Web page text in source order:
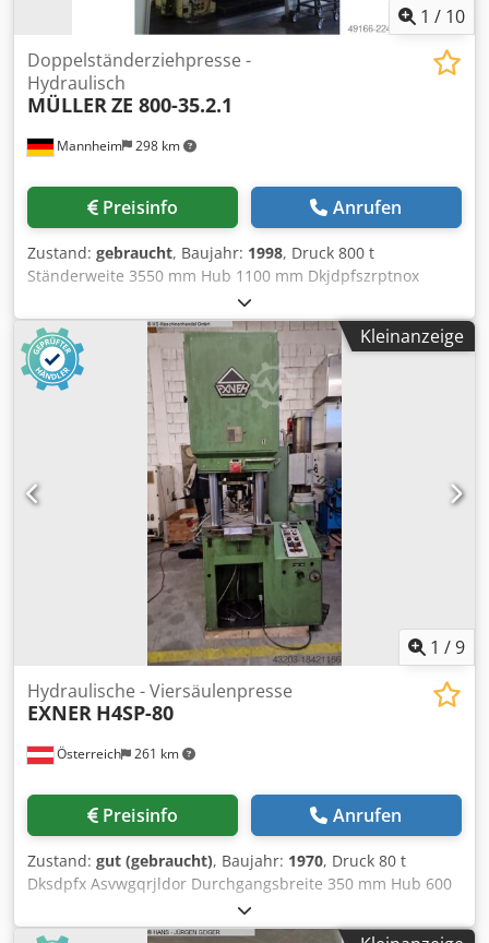
1 / 10
Mannheim 298 km
Doppelständerziehpresse -
Hydraulisch
MÜLLERZE 800-35.2.1
Preisinfo Anrufen
Zustand: gebraucht, Baujahr: 1998, Druck 800 t
Ständerweite 3550 mm Hub 1100 mm Dkjdpfszrptnox
Aldor Entfernung Tisch/Stößel, gr. Hub oben, Verst. oben
1900 mm Tischfläche 3500 x 1800 mm Ziehkissendruck im
Tisch 350 t Ziehkissenhub im Tisch 280 mm
Ziehkissendruck im Stössel 80 t Ziehkissenhub im Stössel
160 mm Stößelfläche 3500 x 1800 mm Seitlicher
Ständerdurchgang 1900 mm Gewicht 100,0 t Raumbedarf
(BxT) 5,3 x 4,3 m Höhe über Flur 7,3 m Höhe unter Flur 5,0 -
6,0 m Baujahr 1970 - Überholung 1998 mit
ölhydraulischem Antrieb, hydraulischem gesteuertem
Ziehkissen im Tisch und Stößel, hydraulischer
Schnittschlagdämpfung, Schiebetisch (ohne Schienen für
Verfahrtisch) Höhe unter Flur ca. 5 - 6 m demontiert
eingelagert - Video beim Abgeber vor Abbau vorhanden
Kleinanzeige
1 /9
Österreich 261 km
Hydraulische - Viersäulenpresse
EXNER H4SP-80
Preisinfo Anrufen
Zustand: gut (gebraucht), Baujahr: 1970, Druck 80 t
Dksdpfx Asvwgqrjldor Durchgangsbreite 350 mm Hub 600
mm Tischabmessung - längs 400 mm Raumbedarf ca. 1400
x 1050 x 2350 m Diese Presse ist in einem noch sehr gutem